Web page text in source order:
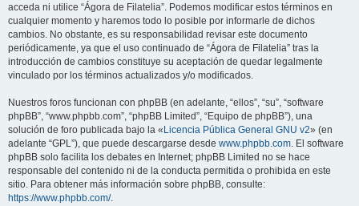
acceda ni utilice “Ágora de Filatelia”. Podemos modificar estos términos en
cualquier momento y haremos todo lo posible por informarle de dichos
cambios. No obstante, es su responsabilidad revisar este documento
periódicamente, ya que el uso continuado de “Ágora de Filatelia” tras la
introducción de cambios constituye su aceptación de quedar legalmente
vinculado por los términos actualizados y/o modificados.
Nuestros foros funcionan con phpBB (en adelante, “ellos”, “su”, “software
phpBB”, “www.phpbb.com”, “phpBB Limited”, “Equipo de phpBB”), una
solución de foro publicada bajo la « Licencia Pública General GNU v2» (en
adelante “GPL”), que puede descargarse desde www.phpbb.com. El software
phpBB solo facilita los debates en Internet; phpBB Limited no se hace
responsable del contenido ni de la conducta permitida o prohibida en este
sitio. Para obtener más información sobre phpBB, consulte:
https://www.phpbb.com/.